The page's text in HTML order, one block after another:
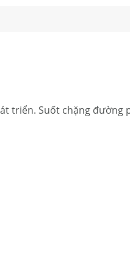
triển. Suốt chặng